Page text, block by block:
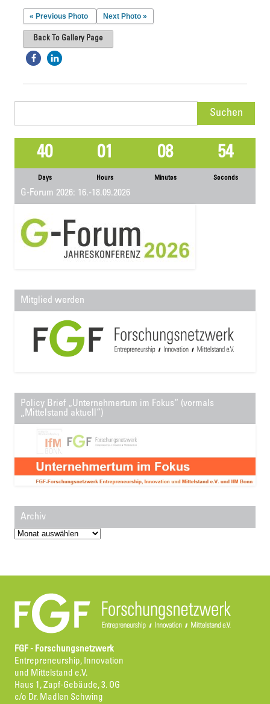
« Previous Photo Next Photo »
Back To Gallery Page
40
Days
01
Hours
08
Minutes
54
Seconds
G-Forum 2026: 16.-18.09.2026
Mitglied werden
Policy Brief „Unternehmertum im Fokus“ (vormals
„Mittelstand aktuell“)
Archiv
Archiv
FGF - Forschungsnetzwerk
Entrepreneurship, Innovation
und Mittelstand e.V.
Haus 1, Zapf-Gebäude, 3. OG
c/o Dr. Madlen Schwing